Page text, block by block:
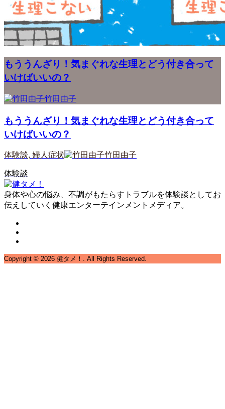
もううんざり！気まぐれな生理とどう付き合って
いけばいいの？
竹田由子
もううんざり！気まぐれな生理とどう付き合って
いけばいいの？
体験談, 婦人症状 竹田由子
体験談
身体や心の悩み、不調がもたらすトラブルを体験談としてお
伝えしていく健康エンターテインメントメディア。
Copyright © 2026 健タメ！. All Rights Reserved.